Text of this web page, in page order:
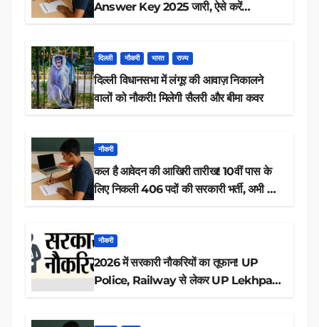
Answer Key 2025 जारी, ऐसे करें
दिल्ली नौकरी भारत राज्य
दिल्ली विधानसभा में लंगूर की आवाज़ निकालने
वालों को नौकरी! मिलेगी सैलरी और बीमा कवर
नौकरी
कल है आवेदन की आखिरी तारीख! 10वीं पास के
लिए निकली 406 पदों की सरकारी भर्ती, अभी करें
नौकरी
2026 में सरकारी नौकरियों का तूफान! UP
Police, Railway से लेकर UP Lekhpal